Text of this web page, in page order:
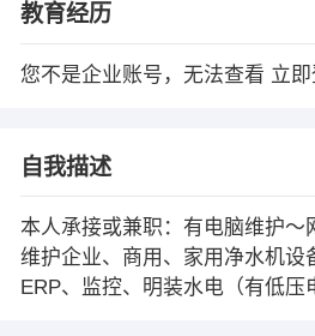
教育经历
您不是企业账号，无法查看 立
自我描述
本人承接或兼职：有电脑维护～
维护企业、商用、家用净水机设
ERP、监控、明装水电（有低压